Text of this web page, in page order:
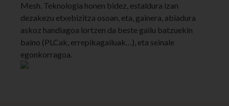
Mesh. Teknologia honen bidez, estaldura izan
dezakezu etxebizitza osoan, eta, gainera, abiadura
askoz handiagoa lortzen da beste gailu batzuekin
baino (PLCak, errepikagailuak…), eta seinale
egonkorragoa.